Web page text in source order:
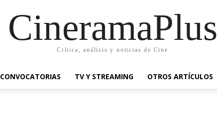
CineramaPlus
Crítica, análisis y noticias de Cine
CONVOCATORIAS TV Y STREAMING OTROS ARTÍCULOS